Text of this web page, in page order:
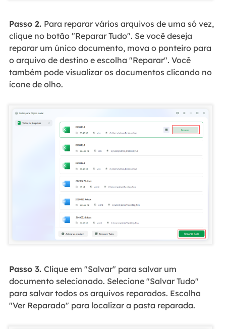
Passo 2. Para reparar vários arquivos de uma só vez,
clique no botão "Reparar Tudo". Se você deseja
reparar um único documento, mova o ponteiro para
o arquivo de destino e escolha "Reparar". Você
também pode visualizar os documentos clicando no
ícone de olho.
Passo 3. Clique em "Salvar" para salvar um
documento selecionado. Selecione "Salvar Tudo"
para salvar todos os arquivos reparados. Escolha
"Ver Reparado" para localizar a pasta reparada.